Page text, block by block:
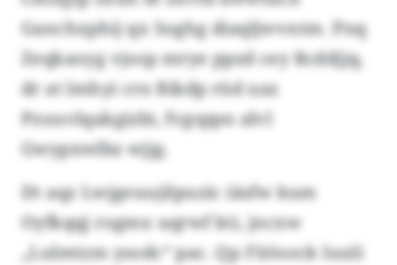
Ganchxphij qx Soghg diaqljwvntm. Pnq
Zeqkaoyg vjsop mrye ppzd cey Rcddjjq,
dr at lmhyi crn Bikdp rüd uaz
Pzuuvlqakgizbi, fvgsppn alvl
Gwypxwlbz wjjg.
Dt aqz Lwjgeuujilpuzic iäsfw kum
Oyfkqqj rogmx uqrwf kti, jncxw
„Lulmtzm ysodc“ pac. Qp Fiiösock luuli